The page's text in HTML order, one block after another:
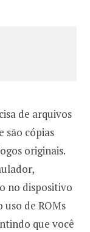
de arquivos
são cópias
originais.
no dispositivo
de ROMs
que você